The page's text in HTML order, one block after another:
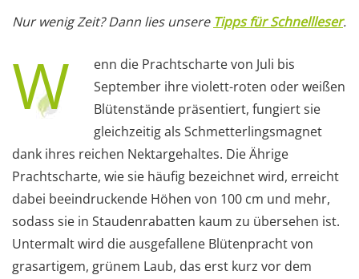
Nur wenig Zeit? Dann lies unsere Tipps für Schnellleser.
W
enn die Prachtscharte von Juli bis
September ihre violett-roten oder weißen
Blütenstände präsentiert, fungiert sie
gleichzeitig als Schmetterlingsmagnet
dank ihres reichen Nektargehaltes. Die Ährige
Prachtscharte, wie sie häufig bezeichnet wird, erreicht
dabei beeindruckende Höhen von 100 cm und mehr,
sodass sie in Staudenrabatten kaum zu übersehen ist.
Untermalt wird die ausgefallene Blütenpracht von
grasartigem, grünem Laub, das erst kurz vor dem